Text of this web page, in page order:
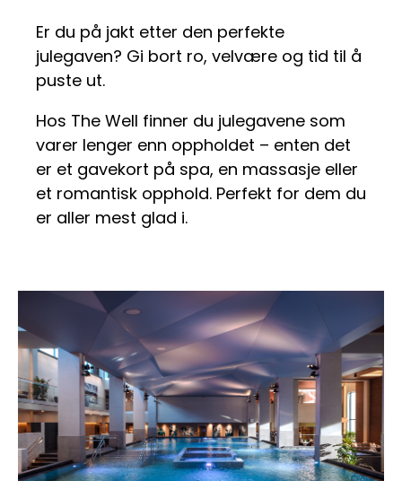
Er du på jakt etter den perfekte
julegaven? Gi bort ro, velvære og tid til å
puste ut.
Hos The Well finner du julegavene som
varer lenger enn oppholdet – enten det
er et gavekort på spa, en massasje eller
et romantisk opphold. Perfekt for dem du
er aller mest glad i.